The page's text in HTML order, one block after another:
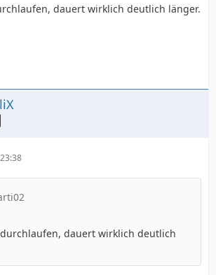
dauert wirklich deutlich länger.
durchlaufen, dauert wirklich deutlich